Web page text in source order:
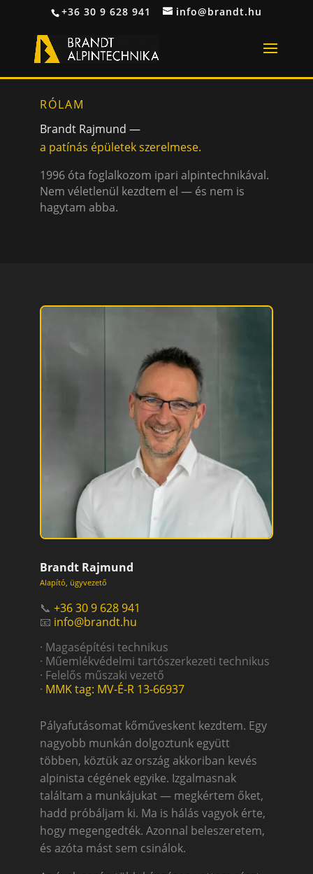
+36 30 9 628 941 info@brandt.hu
RÓLAM
Brandt Rajmund —
a patínás épületek szerelmese.
1996 óta foglalkozom ipari alpintechnikával.
Nem véletlenül kezdtem el — és nem is
hagytam abba.
Brandt Rajmund
Alapító, ügyvezető
📞 +36 30 9 628 941
📧 info@brandt.hu
· Magasépítési technikus
· Műemlékvédelmi tartószerkezeti technikus
· Felelős műszaki vezető
· MMK tag: MV-É-R 13-66937
Pályafutásomat kőműveskent kezdtem. Egy
nagyobb munkán dolgoztunk együtt
többen, köztük az ország akkoriban kevés
alpinista cégének egyike. Izgalmasnak
találtam a munkájukat — megkértem őket,
hadd próbáljam ki. Ma is hálás vagyok érte,
hogy megengedték. Azonnal beleszeretem,
és azóta mást sem csinálok.